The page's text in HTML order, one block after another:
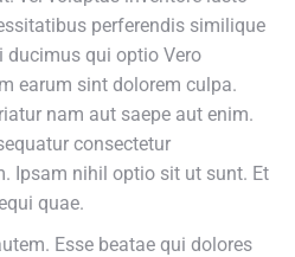
perferendis similique
ducimus qui optio Vero
earum sint dolorem culpa.
nam aut saepe aut enim.
consectetur
Ipsam nihil optio sit ut sunt. Et
quae.
Esse beatae qui dolores